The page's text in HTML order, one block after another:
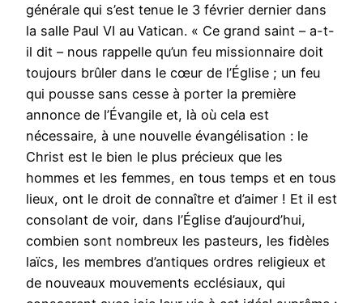
générale qui s’est tenue le 3 février dernier dans
la salle Paul VI au Vatican. « Ce grand saint – a-t-
il dit – nous rappelle qu’un feu missionnaire doit
toujours brûler dans le cœur de l’Église ; un feu
qui pousse sans cesse à porter la première
annonce de l’Évangile et, là où cela est
nécessaire, à une nouvelle évangélisation : le
Christ est le bien le plus précieux que les
hommes et les femmes, en tous temps et en tous
lieux, ont le droit de connaître et d’aimer ! Et il est
consolant de voir, dans l’Église d’aujourd’hui,
combien sont nombreux les pasteurs, les fidèles
laïcs, les membres d’antiques ordres religieux et
de nouveaux mouvements ecclésiaux, qui